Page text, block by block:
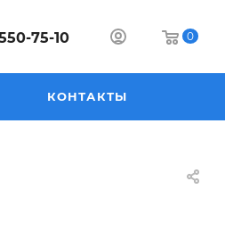
75-10 0
КОНТАКТЫ